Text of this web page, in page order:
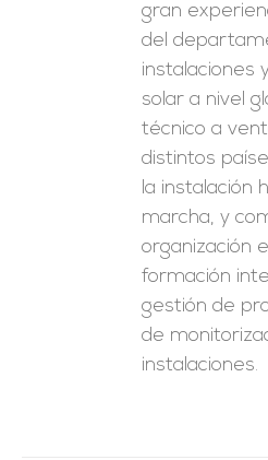
gran
del
instalaciones
solar a nivel
técnico a
distintos
la instalación
marcha, y
organización
formación
gestión de
de
instalaciones.